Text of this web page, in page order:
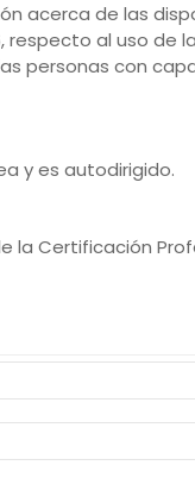
acerca de las
al uso de
personas con
y es autodirigido.
la Certificación